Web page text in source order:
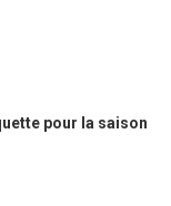
pour la saison